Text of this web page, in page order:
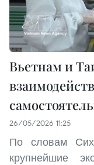
Вьетнам и
26/05/2026 11:25
По словам
крупнейшие